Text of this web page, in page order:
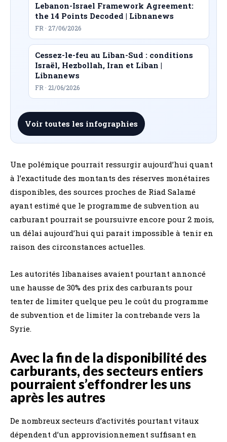
Lebanon-Israel Framework Agreement:
the 14 Points Decoded | Libnanews
FR · 27/06/2026
Cessez-le-feu au Liban-Sud : conditions
Israël, Hezbollah, Iran et Liban |
Libnanews
FR · 21/06/2026
Voir toutes les infographies
Une polémique pourrait ressurgir aujourd’hui quant
à l’exactitude des montants des réserves monétaires
disponibles, des sources proches de Riad Salamé
ayant estimé que le programme de subvention au
carburant pourrait se poursuivre encore pour 2 mois,
un délai aujourd’hui qui parait impossible à tenir en
raison des circonstances actuelles.
Les autorités libanaises avaient pourtant annoncé
une hausse de 30% des prix des carburants pour
tenter de limiter quelque peu le coût du programme
de subvention et de limiter la contrebande vers la
Syrie.
Avec la fin de la disponibilité des
carburants, des secteurs entiers
pourraient s’effondrer les uns
après les autres
De nombreux secteurs d’activités pourtant vitaux
dépendent d’un approvisionnement suffisant en